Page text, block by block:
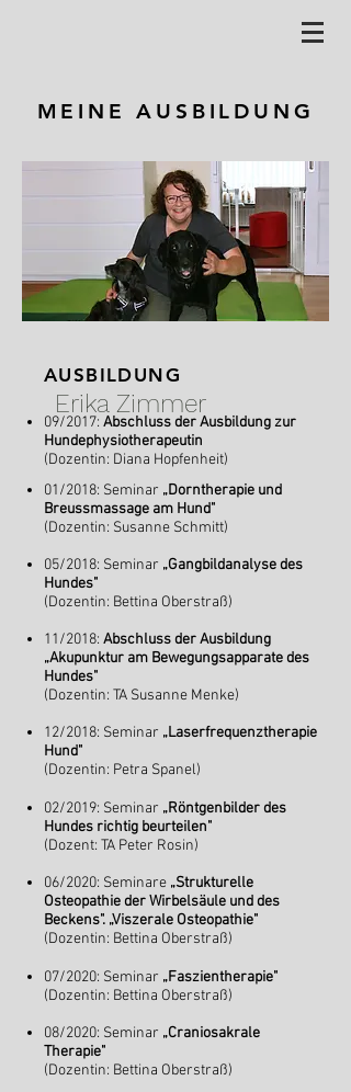
MEINE AUSBILDUNG
Erika Zimmer
AUSBILDUNG
09/2017: Abschluss der Ausbildung zur
Hundephysiotherapeutin
(Dozentin: Diana Hopfenheit)
01/2018: Seminar „Dorntherapie und
Breussmassage am Hund"
(Dozentin: Susanne Schmitt)
05/2018: Seminar „Gangbildanalyse des
Hundes"
(Dozentin: Bettina Oberstraß)
11/2018: Abschluss der Ausbildung
„Akupunktur am Bewegungsapparate des
Hundes"
(Dozentin: TA Susanne Menke)
12/2018: Seminar „Laserfrequenztherapie
Hund"
(Dozentin: Petra Spanel)
02/2019: Seminar „Röntgenbilder des
Hundes richtig beurteilen"
(Dozent: TA Peter Rosin)
06/2020: Seminare „Strukturelle
Osteopathie der Wirbelsäule und des
Beckens". „Viszerale Osteopathie"
(Dozentin: Bettina Oberstraß)
07/2020: Seminar „Faszientherapie"
(Dozentin: Bettina Oberstraß)
08/2020: Seminar „Craniosakrale
Therapie"
(Dozentin: Bettina Oberstraß)